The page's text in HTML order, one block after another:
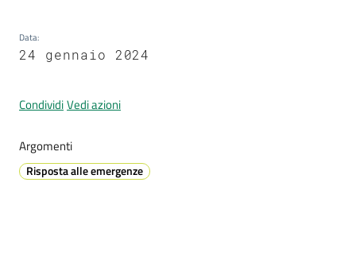
Formigine
Prenotazione
appuntamenti
Data:
24 gennaio 2024
CondividiVedi azioni
Argomenti
Risposta alle emergenze